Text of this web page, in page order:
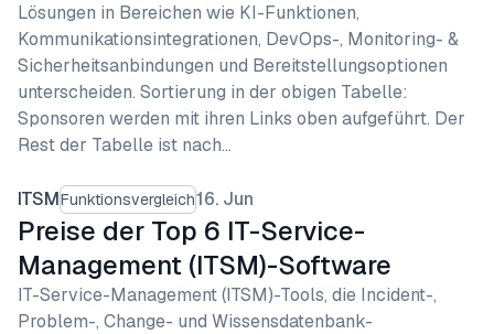
Lösungen in Bereichen wie KI-Funktionen,
Kommunikationsintegrationen, DevOps-, Monitoring- &
Sicherheitsanbindungen und Bereitstellungsoptionen
unterscheiden. Sortierung in der obigen Tabelle:
Sponsoren werden mit ihren Links oben aufgeführt. Der
Rest der Tabelle ist nach…
ITSMFunktionsvergleich16. Jun
Preise der Top 6 IT-Service-
Management (ITSM)-Software
IT-Service-Management (ITSM)-Tools, die Incident-,
Problem-, Change- und Wissensdatenbank-